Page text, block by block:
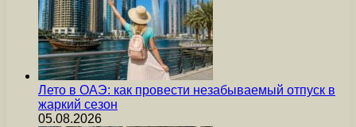
Лето в ОАЭ: как провести незабываемый отпуск в
жаркий сезон
05.08.2026